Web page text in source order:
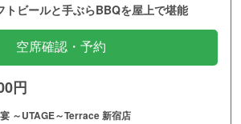
トビールと手ぶらBBQを屋上で堪能
空席確認・予約
円
～UTAGE～Terrace 新宿店